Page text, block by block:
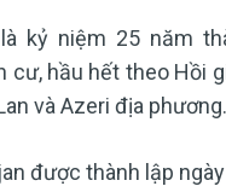
kỷ niệm 25 năm
hầu hết theo Hồi
và Azeri địa phương.
được thành lập